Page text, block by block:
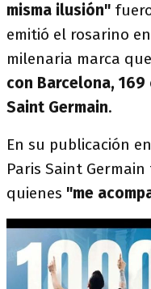
misma ilusión"
emitió el rosarino
milenaria marca
con Barcelona,
Saint Germain.
En su publicación
Paris Saint
quienes "me